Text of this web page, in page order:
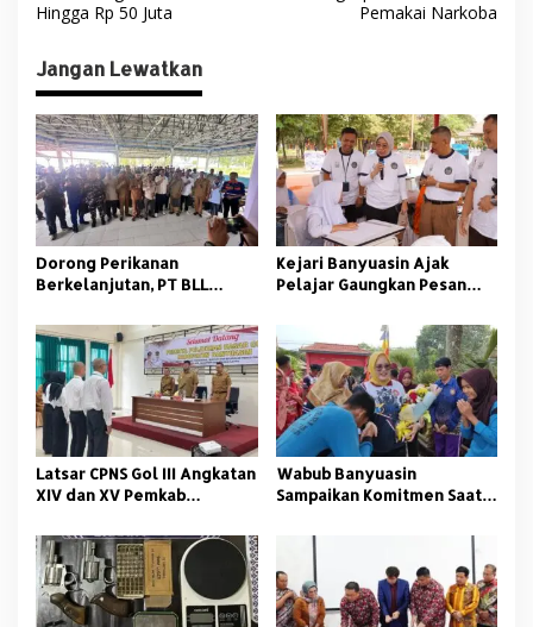
v
i
g
a
s
i
p
o
s
Hingga Rp 50 Juta
Pemakai Narkoba
Jangan Lewatkan
Dorong Perikanan
Berkelanjutan, PT BLL
dengan Pelatihan Alat
Tangkap
Kejari Banyuasin Ajak
Pelajar Gaungkan Pesan
Latsar CPNS Gol III Angkatan
XIV dan XV Pemkab
Wabub Banyuasin
Sampaikan Komitmen Saat
Nasional